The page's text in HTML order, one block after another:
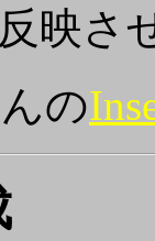
映さ
の